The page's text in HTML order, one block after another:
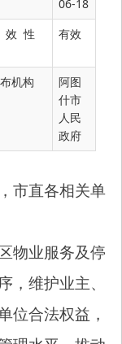
06-18
效 性 有效
机构
阿图
什市
人民
政府
相关单
高质量
府制定
录》
维吾尔
，经成